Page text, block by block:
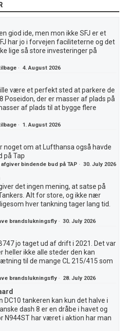
giod ide, men mon ikke SFJ er et
har jo i forvejen faciliteterne og det
lige så store investeringer på
·4. August 2026
være et perfekt sted at parkere de
Poseidon, der er masser af plads på
af plads til at bygge flere
· 1. August 2026
noget om at Lufthansa også havde
på Tap
afgiver bindende bud på TAP ·30. July 2026
det ingen mening, at satse på
Alt for store, og ikke nær
hver tankning tager lang tid.
brandslukningsfly ·30. July 2026
jo taget ud af drift i 2021. Det var
heller ikke alle steder den kan
til de mange CL 215/415 som
brandslukningsfly · 28. July 2026
DC10 tankeren kan kun det halve i
dash 8 er en dråbe i havet og
N944ST har været i aktion har man